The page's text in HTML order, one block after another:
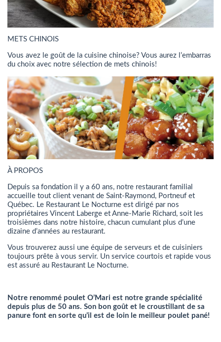
METS CHINOIS
Vous avez le goût de la cuisine chinoise? Vous aurez l’embarras
du choix avec notre sélection de mets chinois!
À PROPOS
Depuis sa fondation il y a 60 ans, notre restaurant familial
accueille tout client venant de Saint-Raymond, Portneuf et
Québec. Le Restaurant Le Nocturne est dirigé par nos
propriétaires Vincent Laberge et Anne-Marie Richard, soit les
troisièmes dans notre histoire, chacun cumulant plus d’une
dizaine d’années au restaurant.
Vous trouverez aussi une équipe de serveurs et de cuisiniers
toujours prête à vous servir. Un service courtois et rapide vous
est assuré au Restaurant Le Nocturne.
Notre renommé poulet O’Mari est notre grande spécialité
depuis plus de 50 ans. Son bon goût et le croustillant de sa
panure font en sorte qu’il est de loin le meilleur poulet pané!